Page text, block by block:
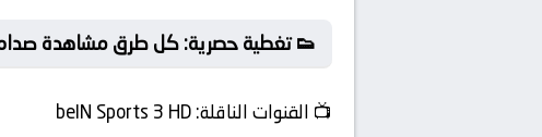
👟 تغطية حصرية: كل طرق مشاهدة صدام
📺 القنوات الناقلة: